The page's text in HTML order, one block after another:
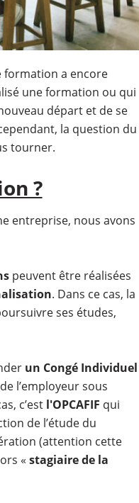
formation a encore
une formation ou qui
départ et de se
la question du
tourner.
?
entreprise, nous avons
peuvent être réalisées
. Dans ce cas, la
ses études,
un Congé Individuel
l’employeur sous
c’estl'OPCAFIF qui
de l’étude du
(attention cette
« stagiaire de la